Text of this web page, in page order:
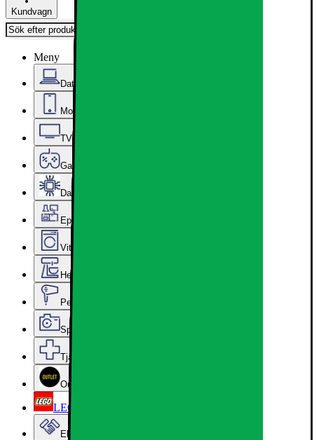
Kundvagn
Meny
Datorer & Kontor
Mobiler, Tablets & Smartklockor
TV, Ljud & Smart Hem
Gaming
Datorkomponenter
Epoq Kök & Tvättstuga
Vitvaror
Hem, Hushåll & Trädgård
Personvård, Hälsa & Skönhet
Sport & Fritid
Tjänster & Tillbehör
Outlet
LEGO
Elgiganten Företag